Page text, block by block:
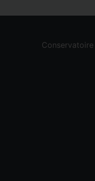
Conservatoire